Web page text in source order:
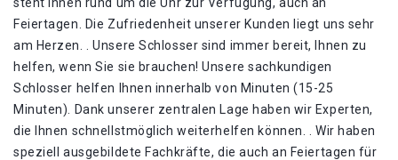
Feiertagen. Die Zufriedenheit unserer Kunden liegt uns sehr
am Herzen. . Unsere Schlosser sind immer bereit, Ihnen zu
helfen, wenn Sie sie brauchen! Unsere sachkundigen
Schlosser helfen Ihnen innerhalb von Minuten (15-25
Minuten). Dank unserer zentralen Lage haben wir Experten,
die Ihnen schnellstmöglich weiterhelfen können. . Wir haben
speziell ausgebildete Fachkräfte, die auch an Feiertagen für